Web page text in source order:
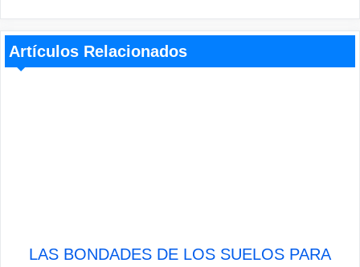
Artículos Relacionados
LAS BONDADES DE LOS SUELOS PARA